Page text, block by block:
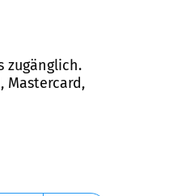
zugänglich.
Mastercard,